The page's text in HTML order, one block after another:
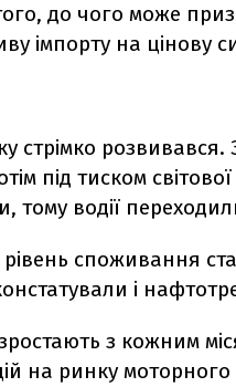
до чого може
імпорту на цінову
стрімко розвивався.
під тиском
тому водії
рівень споживання
і
з кожним
на ринку